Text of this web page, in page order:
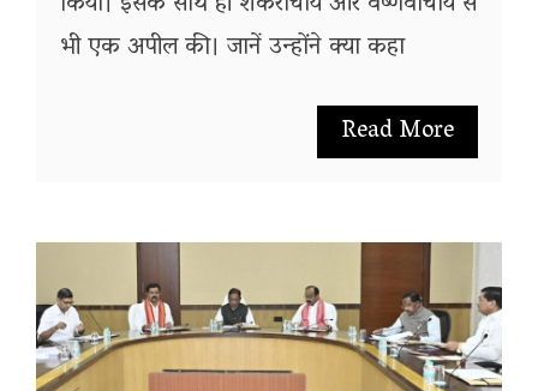
भी एक अपील की। जानें उन्होंने क्या कहा
Read More